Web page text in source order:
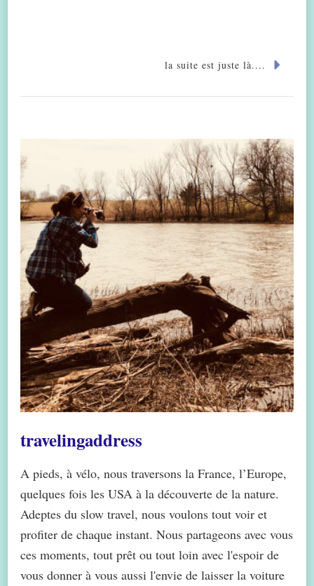
la suite est juste là....
travelingaddress
A pieds, à vélo, nous traversons la France, l’Europe,
quelques fois les USA à la découverte de la nature.
Adeptes du slow travel, nous voulons tout voir et
profiter de chaque instant. Nous partageons avec vous
ces moments, tout prêt ou tout loin avec l'espoir de
vous donner à vous aussi l'envie de laisser la voiture